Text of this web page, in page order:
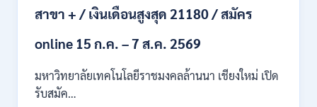
เงิน
เดือน
/
ต้อง
สาขา + / เงินเดือนสูงสุด 21180 / สมัคร
online 15 ก.ค. – 7 ส.ค. 2569
มหาวิทยาลัยเทคโนโลยีราชมงคลล้านนา เชียงใหม่ เปิด
รับสมัค…